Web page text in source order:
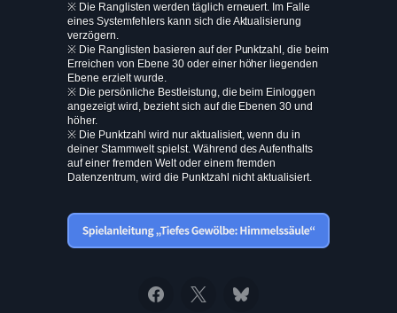
※ Die Ranglisten werden täglich erneuert. Im Falle
eines Systemfehlers kann sich die Aktualisierung
verzögern.
※ Die Ranglisten basieren auf der Punktzahl, die beim
Erreichen von Ebene 30 oder einer höher liegenden
Ebene erzielt wurde.
※ Die persönliche Bestleistung, die beim Einloggen
angezeigt wird, bezieht sich auf die Ebenen 30 und
höher.
※ Die Punktzahl wird nur aktualisiert, wenn du in
deiner Stammwelt spielst. Während des Aufenthalts
auf einer fremden Welt oder einem fremden
Datenzentrum, wird die Punktzahl nicht aktualisiert.